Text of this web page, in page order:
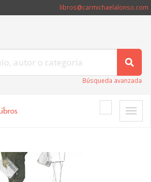
libros@carmichaelalonso.com
Búsqueda avanzada
Toggle